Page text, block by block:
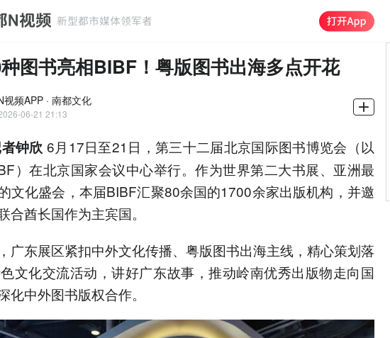
图书亮相BIBF！粤版图书出海多点开花
视频APP · 南都文化
06-21 21:13
钟欣 6月17日至21日，第三十二届北京国际图书博览会（以
）在北京国家会议中心举行。作为世界第二大书展、亚洲最
文化盛会，本届BIBF汇聚80余国的1700余家出版机构，并邀
合酋长国作为主宾国。
广东展区紧扣中外文化传播、粤版图书出海主线，精心策划落
文化交流活动，讲好广东故事，推动岭南优秀出版物走向国
化中外图书版权合作。